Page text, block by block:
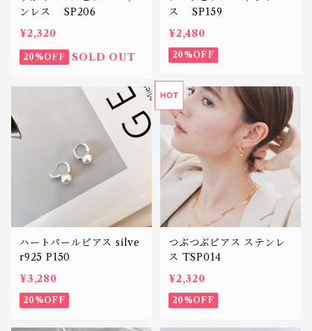
ンレス SP206
¥2,320
20%OFF SOLD OUT
ス SP159
¥2,480
20%OFF
ハートパールピアス silve
r925 P150
¥3,280
20%OFF
つぶつぶピアス ステンレ
ス TSP014
¥2,320
20%OFF